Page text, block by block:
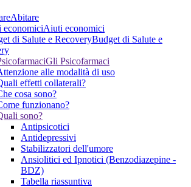
Abitare
Aiuti economici
Budget di Salute e
Gli Psicofarmaci
alle modalità di uso
effetti collaterali?
cosa sono?
funzionano?
sono?
Antipsicotici
Antidepressivi
Stabilizzatori dell'umore
Ansiolitici ed Ipnotici (Benzodiazepine -
BDZ)
Tabella riassuntiva